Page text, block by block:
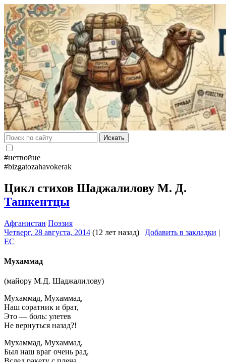
Искать
#нетвойне
#bizgatozahavokerak
Цикл стихов Шаджалилову М. Д.
Ташкентцы
Афганистан Поэзия
Четверг, 28 августа, 2014 (12 лет назад) | Добавить в закладки |
EC
Мухаммад
(майору М.Д. Шаджалилову)
Мухаммад, Мухаммад,
Наш соратник и брат,
Это — боль: улетев
Не вернуться назад?!
Мухаммад, Мухаммад,
Был наш враг очень рад,